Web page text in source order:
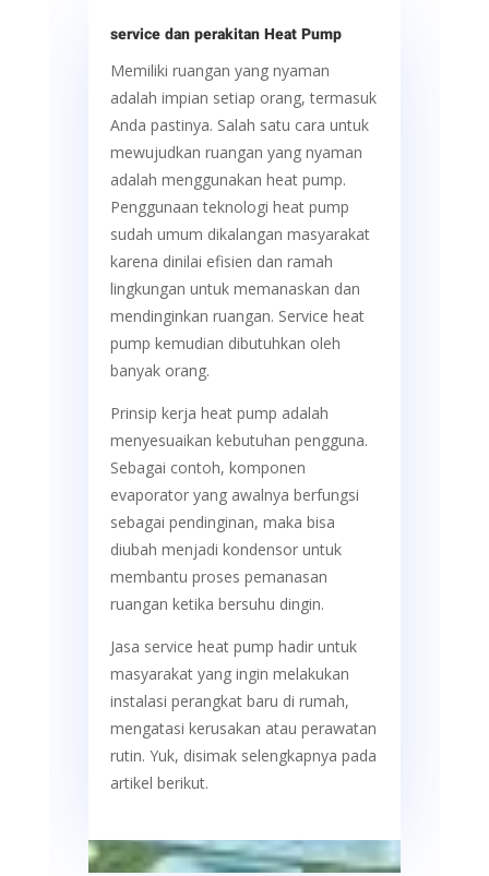
service dan perakitan Heat Pump
Memiliki ruangan yang nyaman
adalah impian setiap orang, termasuk
Anda pastinya. Salah satu cara untuk
mewujudkan ruangan yang nyaman
adalah menggunakan heat pump.
Penggunaan teknologi heat pump
sudah umum dikalangan masyarakat
karena dinilai efisien dan ramah
lingkungan untuk memanaskan dan
mendinginkan ruangan. Service heat
pump kemudian dibutuhkan oleh
banyak orang.
Prinsip kerja heat pump adalah
menyesuaikan kebutuhan pengguna.
Sebagai contoh, komponen
evaporator yang awalnya berfungsi
sebagai pendinginan, maka bisa
diubah menjadi kondensor untuk
membantu proses pemanasan
ruangan ketika bersuhu dingin.
Jasa service heat pump hadir untuk
masyarakat yang ingin melakukan
instalasi perangkat baru di rumah,
mengatasi kerusakan atau perawatan
rutin. Yuk, disimak selengkapnya pada
artikel berikut.